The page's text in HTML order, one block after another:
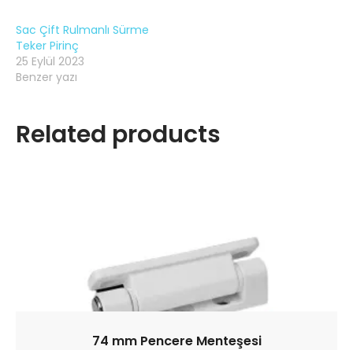
Sac Çift Rulmanlı Sürme
Teker Pirinç
25 Eylül 2023
Benzer yazı
Related products
74 mm Pencere Menteşesi